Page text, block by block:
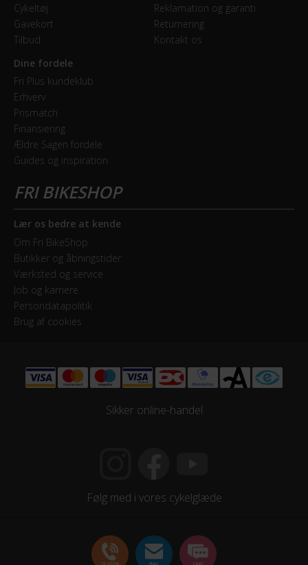
GEAR
Geartype
Indvendige gear
Samlet antal gear
7
Skiftegreb
Shimano Nexus
HJUL & DÆK
Hjul
28 tommer
Hjulstørrelse
28″
Styrlås
Cykeltøj
Gavekort
Tilbud
Reklamation og garanti
Returnering
Kontakt os
Dine fordele
Fri Plus kundeklub
Erhverv
Prismatch
Finansiering
Ældre Sagen fordele
Guides og inspiration
Lær os bedre at kende
Om Fri BikeShop
Butikker og åbningstider
Værksted og service
Job og karriere
Persondatapolitik
Brug af cookies
Sikker online-handel
Følg med i vores cykelglæde